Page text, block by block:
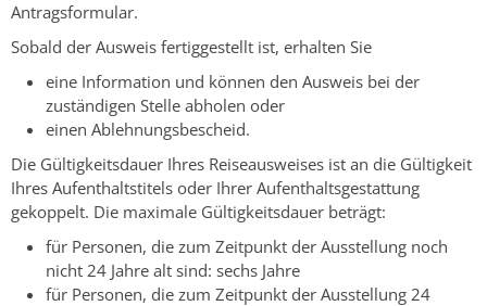
Antragsformular.
Sobald der Ausweis fertiggestellt ist, erhalten Sie
eine Information und können den Ausweis bei der
zuständigen Stelle abholen oder
einen Ablehnungsbescheid.
Die Gültigkeitsdauer Ihres Reiseausweises ist an die Gültigkeit
Ihres Aufenthaltstitels oder Ihrer Aufenthaltsgestattung
gekoppelt. Die maximale Gültigkeitsdauer beträgt:
für Personen, die zum Zeitpunkt der Ausstellung noch
nicht 24 Jahre alt sind: sechs Jahre
für Personen, die zum Zeitpunkt der Ausstellung 24